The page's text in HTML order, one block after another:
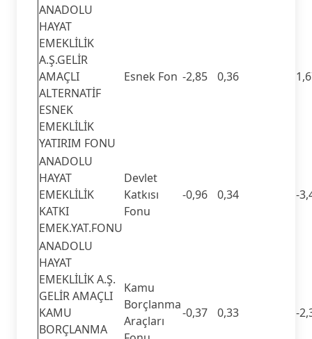
ANADOLU
HAYAT
EMEKLİLİK
A.Ş.GELİR
AMAÇLI
ALTERNATİF
ESNEK
EMEKLİLİK
YATIRIM FONU
Esnek Fon -2,85 0,36
ANADOLU
HAYAT
EMEKLİLİK
KATKI
EMEK.YAT.FONU
Devlet
Katkısı
Fonu
-0,96 0,34 -
ANADOLU
HAYAT
EMEKLİLİK A.Ş.
GELİR AMAÇLI
KAMU
BORÇLANMA
Kamu
Borçlanma
Araçları
-0,37 0,33 -